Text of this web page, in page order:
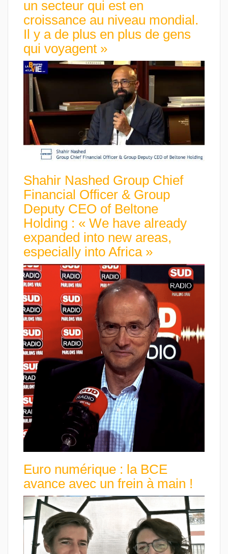
un secteur qui est en
croissance au niveau mondial.
Il y a de plus en plus de gens
qui voyagent »
Shahir Nashed Group Chief
Financial Officer & Group
Deputy CEO of Beltone
Holding : « We have already
expanded into new areas,
especially into Africa »
Euro numérique : la BCE
avance avec un frein à main !